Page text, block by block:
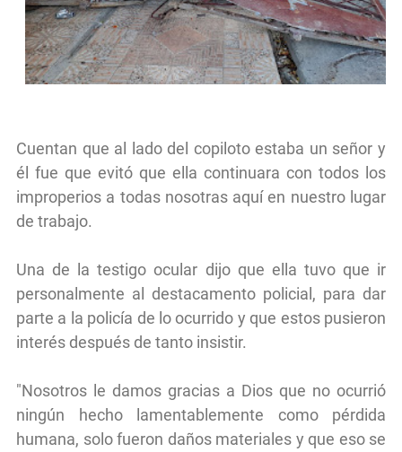
Cuentan que al lado del copiloto estaba un señor y
él fue que evitó que ella continuara con todos los
improperios a todas nosotras aquí en nuestro lugar
de trabajo.
Una de la testigo ocular dijo que ella tuvo que ir
personalmente al destacamento policial, para dar
parte a la policía de lo ocurrido y que estos pusieron
interés después de tanto insistir.
"Nosotros le damos gracias a Dios que no ocurrió
ningún hecho lamentablemente como pérdida
humana, solo fueron daños materiales y que eso se